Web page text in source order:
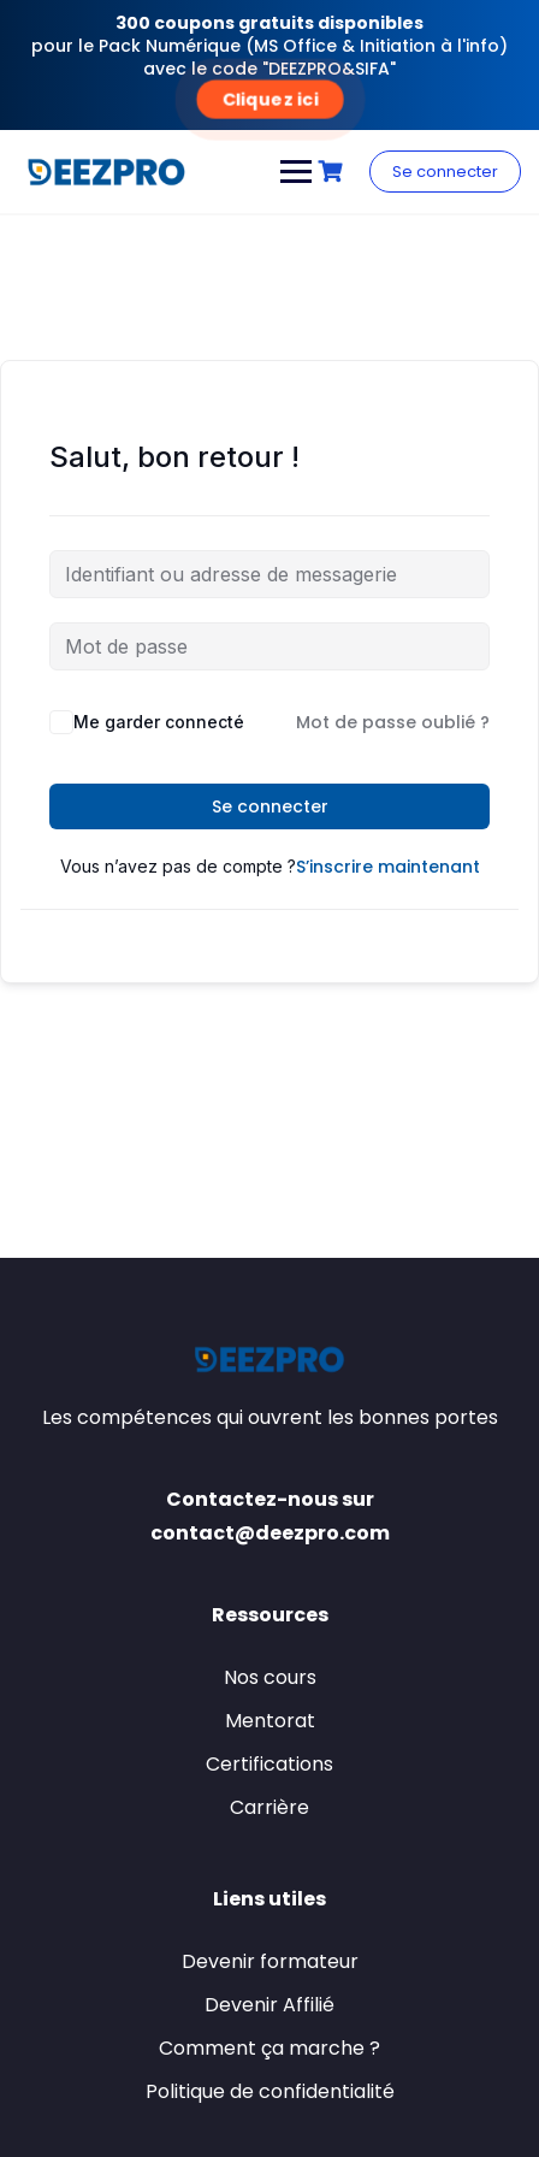
300 coupons gratuits disponibles
pour le Pack Numérique (MS Office & Initiation à l'info)
avec le code "DEEZPRO&SIFA"
Cliquez ici
content
Se connecter
Salut, bon retour !
Me garder connecté Mot de passe oublié ?
Se connecter
Vous n’avez pas de compte ?S’inscrire maintenant
Les compétences qui ouvrent les bonnes portes
Contactez-nous sur
contact@deezpro.com
Ressources
Nos cours
Mentorat
Certifications
Carrière
Liens utiles
Devenir formateur
Devenir Affilié
Comment ça marche ?
Politique de confidentialité